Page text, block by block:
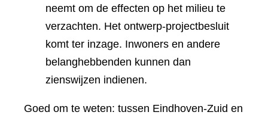
neemt om de effecten op het milieu te
verzachten. Het ontwerp-projectbesluit
komt ter inzage. Inwoners en andere
belanghebbenden kunnen dan
zienswijzen indienen.
Goed om te weten: tussen Eindhoven-Zuid en